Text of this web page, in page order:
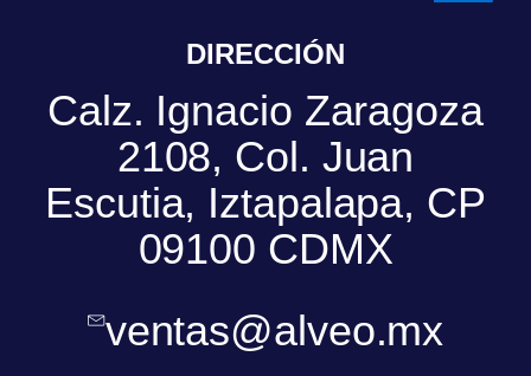
DIRECCIÓN
Calz. Ignacio Zaragoza
2108, Col. Juan
Escutia, Iztapalapa, CP
09100 CDMX
ventas@alveo.mx